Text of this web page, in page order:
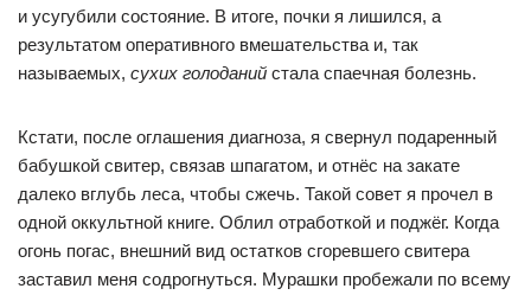
и усугубили состояние. В итоге, почки я лишился, а
результатом оперативного вмешательства и, так
называемых, сухих голоданий стала спаечная болезнь.
Кстати, после оглашения диагноза, я свернул подаренный
бабушкой свитер, связав шпагатом, и отнёс на закате
далеко вглубь леса, чтобы сжечь. Такой совет я прочел в
одной оккультной книге. Облил отработкой и поджёг. Когда
огонь погас, внешний вид остатков сгоревшего свитера
заставил меня содрогнуться. Мурашки пробежали по всему